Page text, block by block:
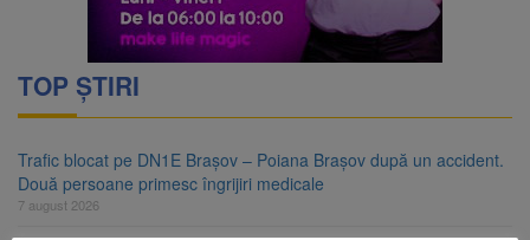
TOP ȘTIRI
Trafic blocat pe DN1E Brașov – Poiana Brașov după un accident.
Două persoane primesc îngrijiri medicale
7 august 2026